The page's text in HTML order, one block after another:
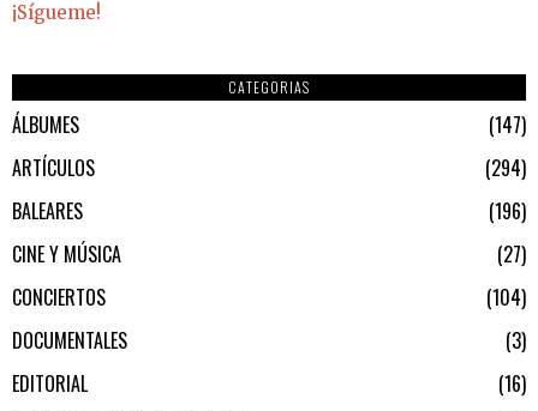
¡Sígueme!
CATEGORIAS
ÁLBUMES
147
ARTÍCULOS
294
BALEARES
196
CINE Y MÚSICA
27
CONCIERTOS
104
DOCUMENTALES
3
EDITORIAL
16